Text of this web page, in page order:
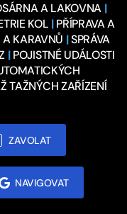
A LAKOVNA |
KOL |PŘÍPRAVA A
A KARAVNŮ |SPRÁVA
|POJISTNÉ UDÁLOSTI
TAŽNÝCH ZAŘÍZENÍ
ZAVOLAT
NAVIGOVAT